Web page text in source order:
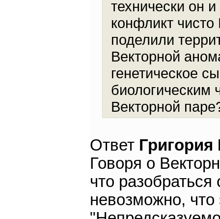
технически он
конфликт
поделили
Векторной
генетическое
биологическим
Векторной
Ответ
Говоря о
что
невозможно, что